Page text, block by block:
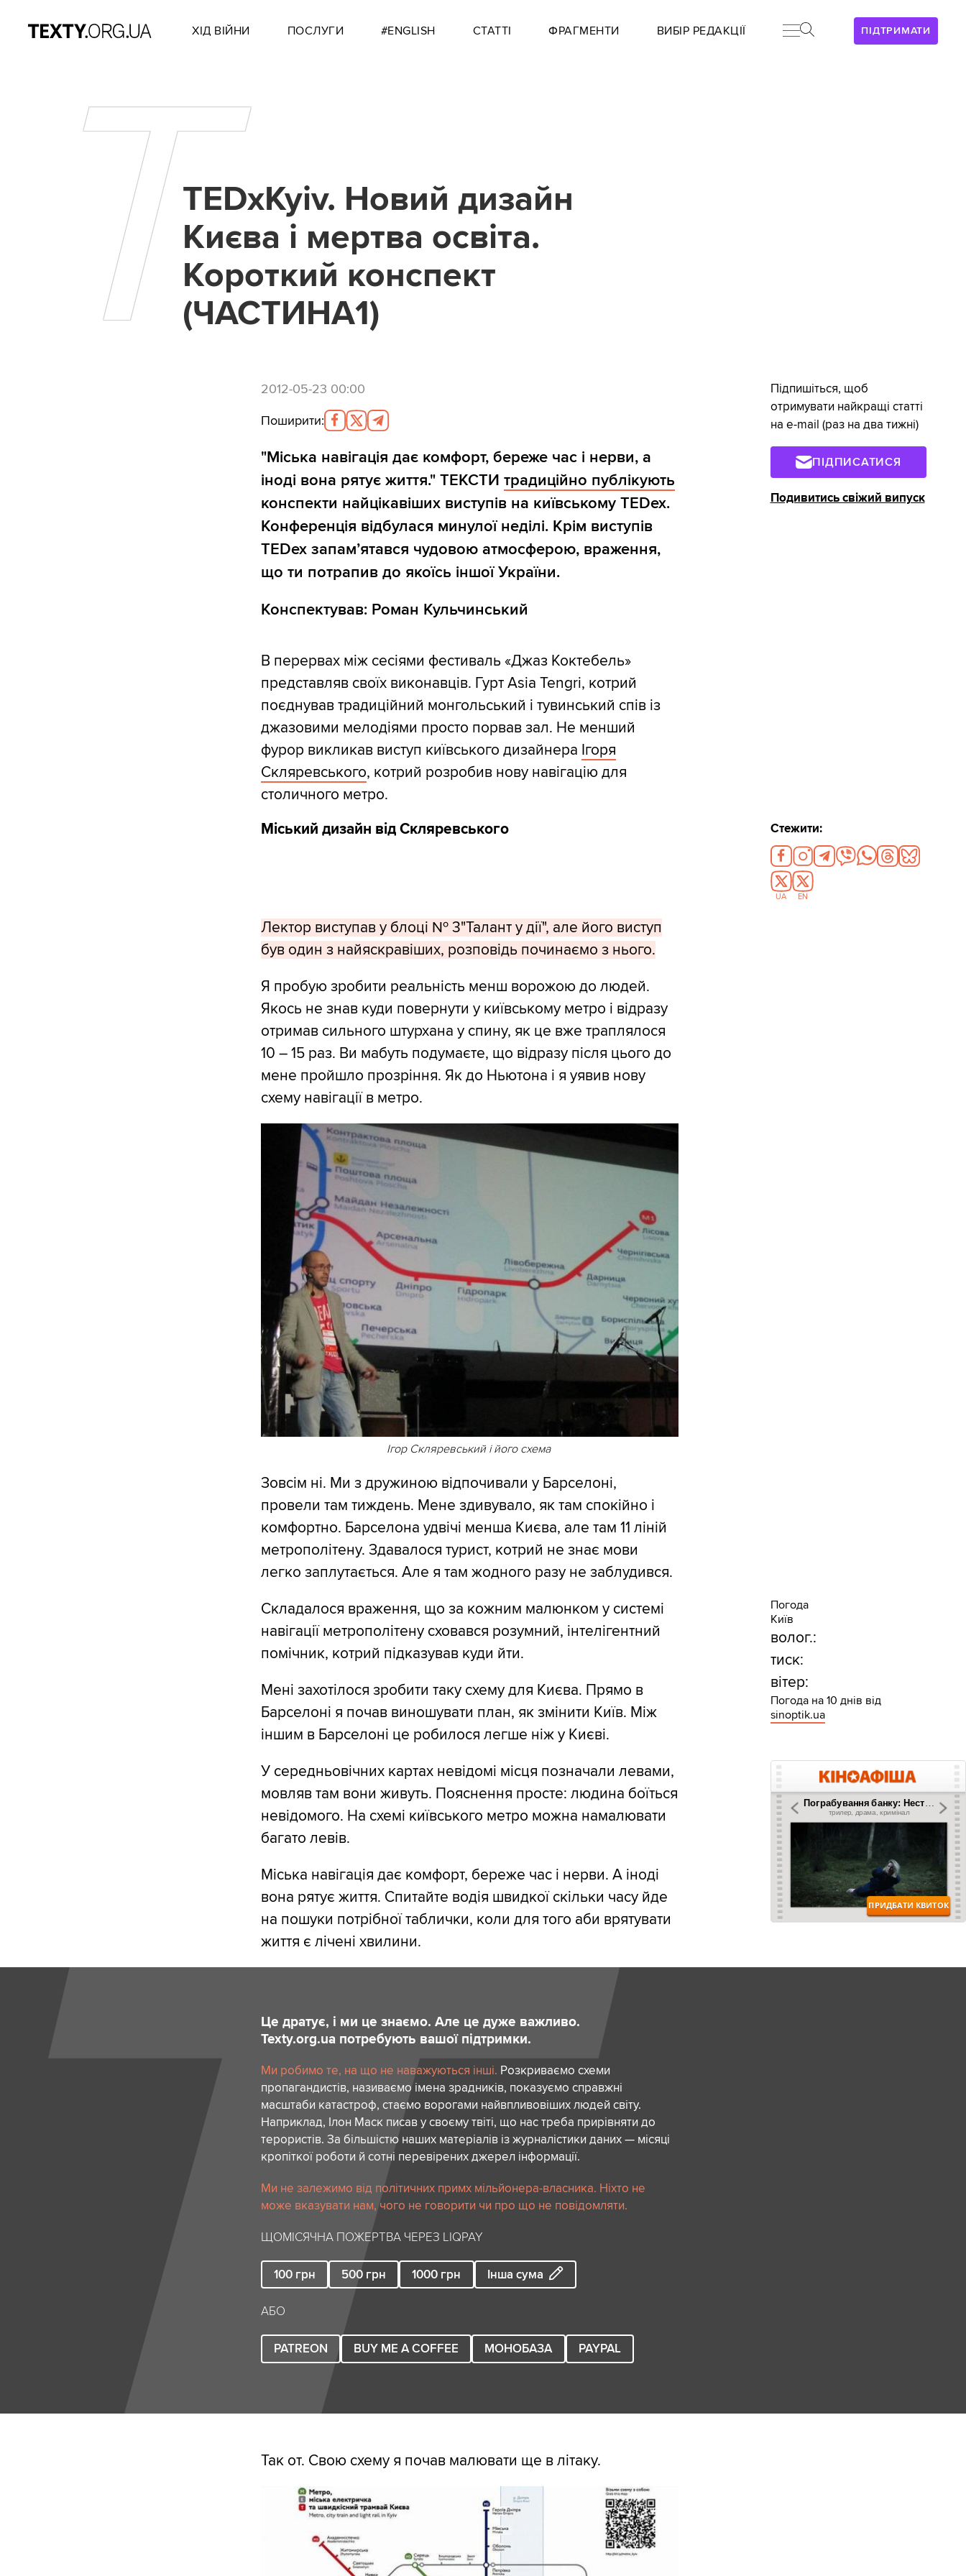
ПІДТРИМАТИ
ХІД ВІЙНИ ПОСЛУГИ #ENGLISH СТАТТІ ФРАГМЕНТИ ВИБІР РЕДАКЦІЇ
TTEDxKyiv. Новий дизайн
Києва і мертва освіта.
Короткий конспект
(ЧАСТИНА1)
2012-05-23 00:00
Поширити:
"Міська навігація дає комфорт, береже час і нерви, а
іноді вона рятує життя." ТЕКСТИтрадиційно публікують
конспекти найцікавіших виступів на київському TEDex.
Конференція відбулася минулої неділі. Крім виступів
TEDex запам’ятався чудовою атмосферою, враження,
що ти потрапив до якоїсь іншої України.
Конспектував: Роман Кульчинський
В перервах між сесіями фестиваль «Джаз Коктебель»
представляв своїх виконавців. Гурт Asia Tengri, котрий
поєднував традиційний монгольський і тувинський спів із
джазовими мелодіями просто порвав зал. Не менший
фурор викликав виступ київського дизайнера Ігоря
Скляревського, котрий розробив нову навігацію для
столичного метро.
Міський дизайн від Скляревського
Лектор виступав у блоці № 3"Талант у дії", але його виступ
був один з найяскравіших, розповідь починаємо з нього.
Я пробую зробити реальність менш ворожою до людей.
Якось не знав куди повернути у київському метро і відразу
отримав сильного штурхана у спину, як це вже траплялося
10 – 15 раз. Ви мабуть подумаєте, що відразу після цього до
мене пройшло прозріння. Як до Ньютона і я уявив нову
схему навігації в метро.
Ігор Скляревський і його схема
Зовсім ні. Ми з дружиною відпочивали у Барселоні,
провели там тиждень. Мене здивувало, як там спокійно і
комфортно. Барселона удвічі менша Києва, але там 11 ліній
метрополітену. Здавалося турист, котрий не знає мови
легко заплутається. Але я там жодного разу не заблудився.
Складалося враження, що за кожним малюнком у системі
навігації метрополітену сховався розумний, інтелігентний
помічник, котрий підказував куди йти.
Мені захотілося зробити таку схему для Києва. Прямо в
Барселоні я почав виношувати план, як змінити Київ. Між
іншим в Барселоні це робилося легше ніж у Києві.
У середньовічних картах невідомі місця позначали левами,
мовляв там вони живуть. Пояснення просте: людина боїться
невідомого. На схемі київського метро можна намалювати
багато левів.
Міська навігація дає комфорт, береже час і нерви. А іноді
вона рятує життя. Спитайте водія швидкої скільки часу йде
на пошуки потрібної таблички, коли для того аби врятувати
життя є лічені хвилини.
Це дратує, і ми це знаємо. Але це дуже важливо.
Texty.org.ua потребують вашої підтримки.
Ми робимо те, на що не наважуються інші. Розкриваємо схеми
пропагандистів, називаємо імена зрадників, показуємо справжні
масштаби катастроф, стаємо ворогами найвпливовіших людей світу.
Наприклад, Ілон Маск писав у своєму твіті, що нас треба прирівняти до
терористів. За більшістю наших матеріалів із журналістики даних — місяці
кропіткої роботи й сотні перевірених джерел інформації.
Ми не залежимо від політичних примх мільйонера-власника. Ніхто не
може вказувати нам, чого не говорити чи про що не повідомляти.
ЩОМІСЯЧНА ПОЖЕРТВА ЧЕРЕЗ LIQPAY
100 грн 500 грн 1000 грн Інша сума
АБО
PATREON BUY ME A COFFEE МОНОБАЗА PAYPAL
Так от. Свою схему я почав малювати ще в літаку.
Підпишіться, щоб
отримувати найкращі статті
на e-mail (раз на два тижні)
ПІДПИСАТИСЯ
Подивитись свіжий випуск
Стежити:
UA EN
Погода
Київ
волог.:
тиск:
вітер:
Погода на 10 днів від
sinoptik.ua